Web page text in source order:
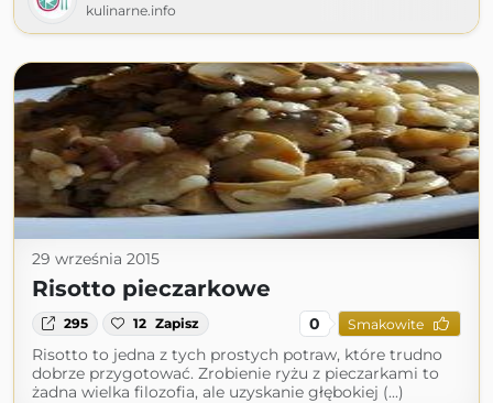
kulinarne.info
29 września 2015
Risotto pieczarkowe
295 12 Zapisz 0 Smakowite
Risotto to jedna z tych prostych potraw, które trudno
dobrze przygotować. Zrobienie ryżu z pieczarkami to
żadna wielka filozofia, ale uzyskanie głębokiej (...)